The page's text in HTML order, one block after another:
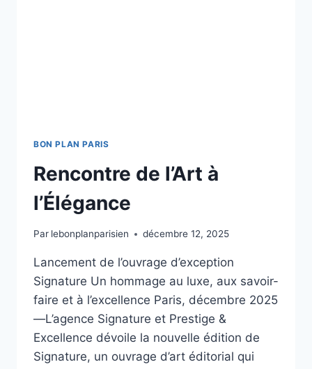
BON PLAN PARIS
Rencontre de l’Art à
l’Élégance
Par lebonplanparisien décembre 12, 2025
Lancement de l’ouvrage d’exception
Signature Un hommage au luxe, aux savoir-
faire et à l’excellence Paris, décembre 2025
—L’agence Signature et Prestige &
Excellence dévoile la nouvelle édition de
Signature, un ouvrage d’art éditorial qui